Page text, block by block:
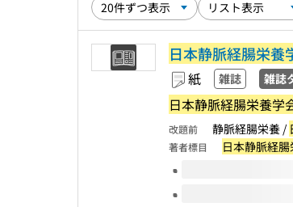
日本静脈経腸栄養
紙 雑誌 雑誌
日本静脈経腸栄養学
改題前 静脈経腸栄養 /
著者標目 日本静脈経
このタイトルの巻号